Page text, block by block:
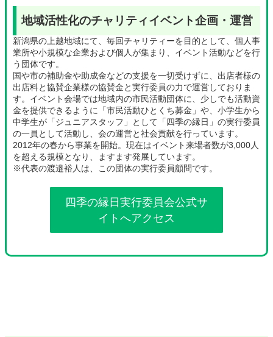
地域活性化のチャリティイベント企画・運営
新潟県の上越地域にて、毎回チャリティーを目的として、個人事
業所や小規模な企業および個人が集まり、イベント活動などを行
う団体です。
国や市の補助金や助成金などの支援を一切受けずに、出店者様の
出店料と協賛企業様の協賛金と実行委員の力で運営しておりま
す。イベント会場では地域内の市民活動団体に、少しでも活動資
金を提供できるように「市民活動ひとくち募金」や、小学生から
中学生が「ジュニアスタッフ」として「四季の縁日」の実行委員
の一員として活動し、会の運営と社会貢献を行っています。
2012年の春から事業を開始。現在はイベント来場者数が3,000人
を超える規模となり、ますます発展しています。
※代表の渡邉裕人は、この団体の実行委員顧問です。
四季の縁日実行委員会公式サ
イトへアクセス
ン